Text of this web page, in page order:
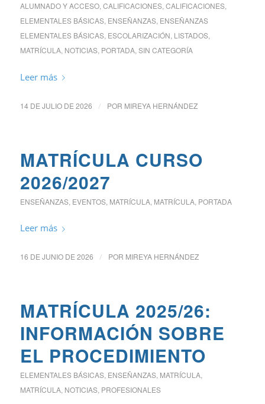
ALUMNADO Y ACCESO, CALIFICACIONES, CALIFICACIONES,
ELEMENTALES BÁSICAS, ENSEÑANZAS, ENSEÑANZAS
ELEMENTALES BÁSICAS, ESCOLARIZACIÓN, LISTADOS,
MATRÍCULA, NOTICIAS, PORTADA, SIN CATEGORÍA
Leer más
14 DE JULIO DE 2026 / POR MIREYA HERNÁNDEZ
MATRÍCULA CURSO
2026/2027
ENSEÑANZAS, EVENTOS, MATRÍCULA, MATRÍCULA, PORTADA
Leer más
16 DE JUNIO DE 2026 / POR MIREYA HERNÁNDEZ
MATRÍCULA 2025/26:
INFORMACIÓN SOBRE
EL PROCEDIMIENTO
ELEMENTALES BÁSICAS, ENSEÑANZAS, MATRÍCULA,
MATRÍCULA, NOTICIAS, PROFESIONALES